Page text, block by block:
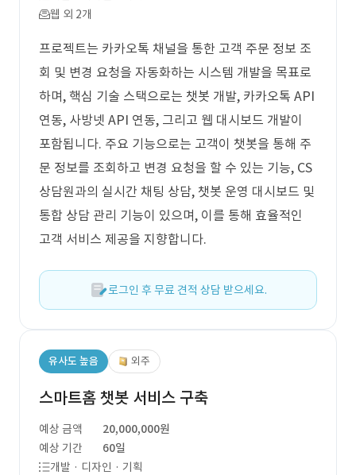
웹 외 2개
프로젝트는 카카오톡 채널을 통한 고객 주문 정보 조
회 및 변경 요청을 자동화하는 시스템 개발을 목표로
하며, 핵심 기술 스택으로는 챗봇 개발, 카카오톡 API
연동, 사방넷 API 연동, 그리고 웹 대시보드 개발이
포함됩니다. 주요 기능으로는 고객이 챗봇을 통해 주
문 정보를 조회하고 변경 요청을 할 수 있는 기능, CS
상담원과의 실시간 채팅 상담, 챗봇 운영 대시보드 및
통합 상담 관리 기능이 있으며, 이를 통해 효율적인
고객 서비스 제공을 지향합니다.
로그인 후 무료 견적 상담 받으세요.
유사도 높음 외주
스마트홈 챗봇 서비스 구축
예상 금액
20,000,000원
예상 기간
60일
개발 · 디자인 · 기획